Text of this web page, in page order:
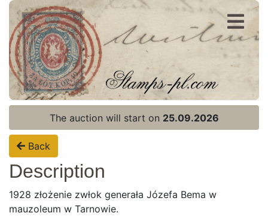
Register
Login
The auction will start on 25.09.2026
Back
Description
1928 złożenie zwłok generała Józefa Bema w
mauzoleum w Tarnowie.